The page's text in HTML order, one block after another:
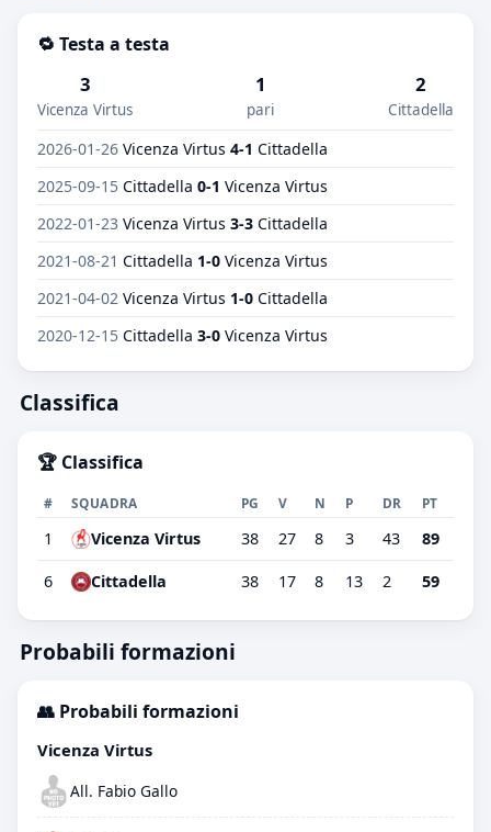
🔁 Testa a testa
3
Vicenza Virtus
1
pari
2
Cittadella
2026-01-26 Vicenza Virtus 4-1 Cittadella
2025-09-15 Cittadella 0-1 Vicenza Virtus
2022-01-23 Vicenza Virtus 3-3 Cittadella
2021-08-21 Cittadella 1-0 Vicenza Virtus
2021-04-02 Vicenza Virtus 1-0 Cittadella
2020-12-15 Cittadella 3-0 Vicenza Virtus
Classifica
🏆 Classifica
# SQUADRA PG V N P DR PT
1 Vicenza Virtus 38 27 8 3 43 89
6 Cittadella 38 17 8 13 2 59
Probabili formazioni
👥 Probabili formazioni
Vicenza Virtus
All. Fabio Gallo